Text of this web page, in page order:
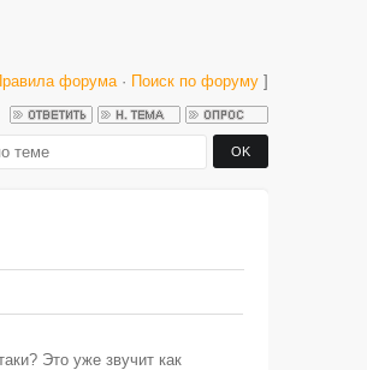
форума · Поиск по форуму ]
Это уже звучит как